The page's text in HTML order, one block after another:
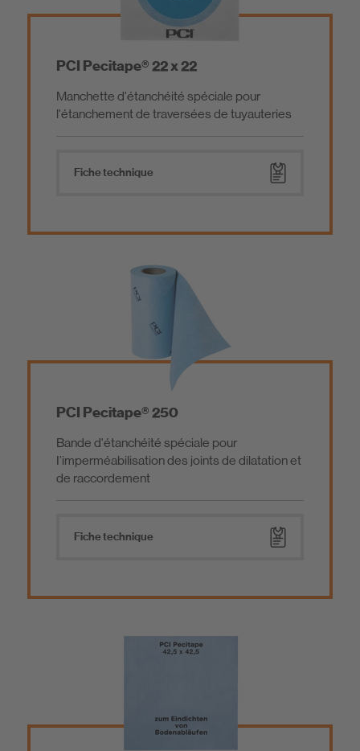
PCI Pecitape® 22 x 22
Manchette d'étanchéité spéciale pour
l'étanchement de traversées de tuyauteries
Fiche technique
PCI Pecitape® 250
Bande d'étanchéité spéciale pour
I’imperméabilisation des joints de dilatation et
de raccordement
Fiche technique